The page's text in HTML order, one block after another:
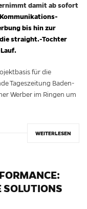
damit ab sofort
bis hin zur
straight.-Tochter
für die
Tageszeitung Baden-
Werber im Ringen um
WEITERLESEN
SOLUTIONS